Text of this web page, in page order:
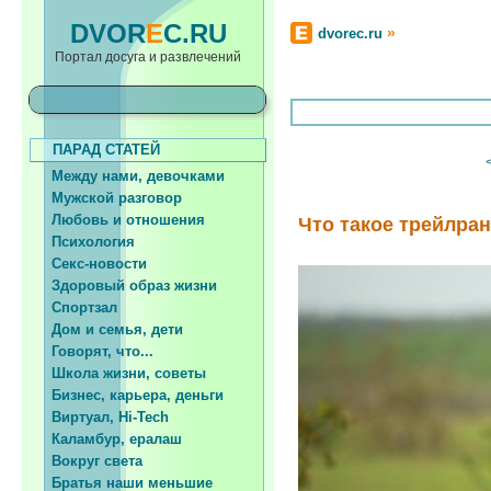
DVOREC.RU
Портал досуга и развлечений
dvorec.ru »
ПАРАД СТАТЕЙ
Между нами, девочками
Мужской разговор
Любовь и отношения
Психология
Секс-новости
Здоровый образ жизни
Спортзал
Дом и семья, дети
Говорят, что...
Школа жизни, советы
Бизнес, карьера, деньги
Виртуал, Hi-Tech
Каламбур, ералаш
Вокруг света
Братья наши меньшие
Что такое